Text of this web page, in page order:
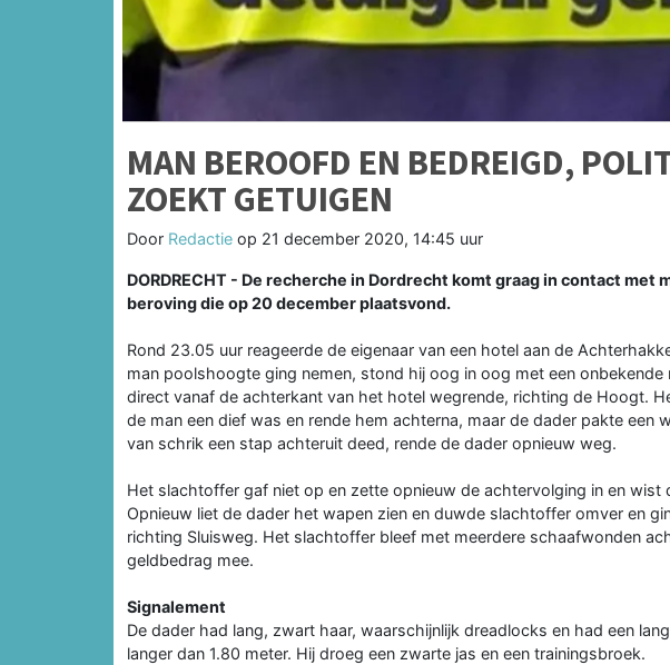
MAN BEROOFD EN BEDREIGD,
ZOEKT GETUIGEN
Door Redactie op 21 december 2020, 14:45 uur
DORDRECHT - De recherche in Dordrecht komt graag in contact met
beroving die op 20 december plaatsvond.
Rond 23.05 uur reageerde de eigenaar van een hotel aan de
man poolshoogte ging nemen, stond hij oog in oog met een onbekende
direct vanaf de achterkant van het hotel wegrende, richting de Hoogt.
de man een dief was en rende hem achterna, maar de dader pakte een
van schrik een stap achteruit deed, rende de dader opnieuw weg.
Het slachtoffer gaf niet op en zette opnieuw de achtervolging in en
Opnieuw liet de dader het wapen zien en duwde slachtoffer omver en
richting Sluisweg. Het slachtoffer bleef met meerdere schaafwonden
geldbedrag mee.
Signalement
De dader had lang, zwart haar, waarschijnlijk dreadlocks en had een
langer dan 1.80 meter. Hij droeg een zwarte jas en een trainingsbroek.